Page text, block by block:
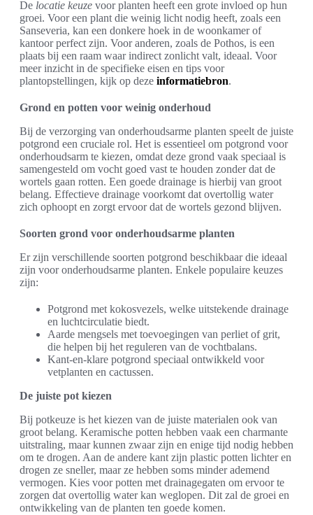
De locatie keuze voor planten heeft een grote invloed op hun
groei. Voor een plant die weinig licht nodig heeft, zoals een
Sanseveria, kan een donkere hoek in de woonkamer of
kantoor perfect zijn. Voor anderen, zoals de Pothos, is een
plaats bij een raam waar indirect zonlicht valt, ideaal. Voor
meer inzicht in de specifieke eisen en tips voor
plantopstellingen, kijk op deze informatiebron.
Grond en potten voor weinig onderhoud
Bij de verzorging van onderhoudsarme planten speelt de juiste
potgrond een cruciale rol. Het is essentieel om potgrond voor
onderhoudsarm te kiezen, omdat deze grond vaak speciaal is
samengesteld om vocht goed vast te houden zonder dat de
wortels gaan rotten. Een goede drainage is hierbij van groot
belang. Effectieve drainage voorkomt dat overtollig water
zich ophoopt en zorgt ervoor dat de wortels gezond blijven.
Soorten grond voor onderhoudsarme planten
Er zijn verschillende soorten potgrond beschikbaar die ideaal
zijn voor onderhoudsarme planten. Enkele populaire keuzes
zijn:
Potgrond met kokosvezels, welke uitstekende drainage
en luchtcirculatie biedt.
Aarde mengsels met toevoegingen van perliet of grit,
die helpen bij het reguleren van de vochtbalans.
Kant-en-klare potgrond speciaal ontwikkeld voor
vetplanten en cactussen.
De juiste pot kiezen
Bij potkeuze is het kiezen van de juiste materialen ook van
groot belang. Keramische potten hebben vaak een charmante
uitstraling, maar kunnen zwaar zijn en enige tijd nodig hebben
om te drogen. Aan de andere kant zijn plastic potten lichter en
drogen ze sneller, maar ze hebben soms minder ademend
vermogen. Kies voor potten met drainagegaten om ervoor te
zorgen dat overtollig water kan weglopen. Dit zal de groei en
ontwikkeling van de planten ten goede komen.